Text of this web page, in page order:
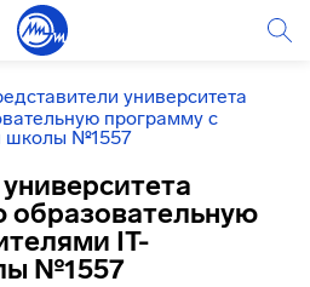
университета
программу с
школы №1557
образовательную
IT-
№1557